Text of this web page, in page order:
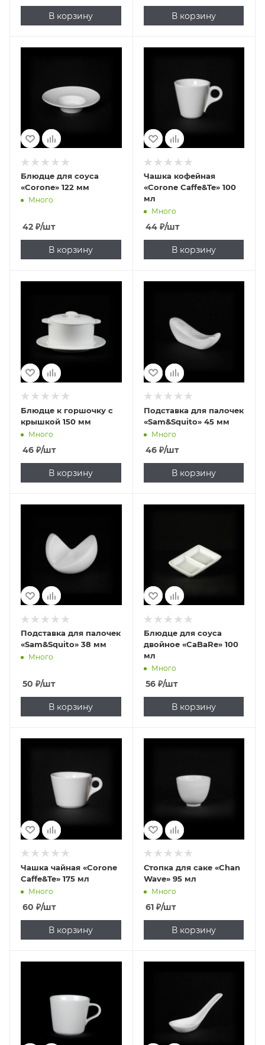
В корзину В корзину
Блюдце для соуса
«Corone» 122 мм
Много
42 ₽/шт
В корзину
Чашка кофейная
«Corone Caffe&Te» 100
мл
Много
44₽/шт
В корзину
Блюдце к горшочку с
крышкой 150 мм
Много
46 ₽/шт
В корзину
Подставка для палочек
«Sam&Squito» 45 мм
Много
46₽/шт
В корзину
Подставка для палочек
«Sam&Squito» 38 мм
Много
50 ₽/шт
В корзину
Блюдце для соуса
двойное «CaBaRe» 100
мл
Много
56₽/шт
В корзину
Чашка чайная «Corone
Caffe&Te» 175 мл
Много
60 ₽/шт
В корзину
Стопка для саке «Chan
Wave» 95 мл
Много
61₽/шт
В корзину